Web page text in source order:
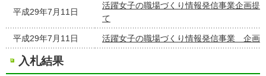
平成29年7月11日
活躍女子の職場づくり情報発信事業企画提
て
平成29年7月11日 活躍女子の職場づくり情報発信事業 企画
入札結果